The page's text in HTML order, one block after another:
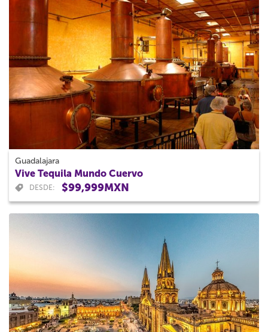
Guadalajara
Vive Tequila Mundo Cuervo
DESDE: $99,999MXN